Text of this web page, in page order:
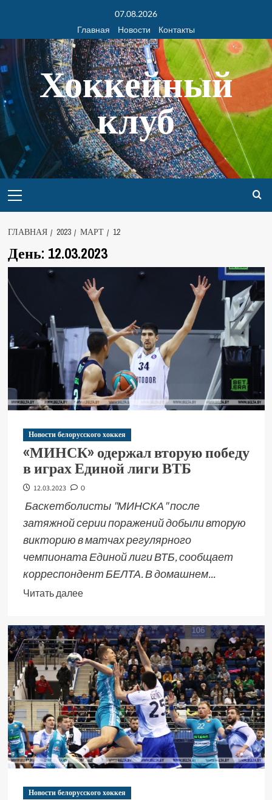
07.08.2026
Главная
Новости Контакты
Хоккейный
клуб
ГЛАВНАЯ 2023 МАРТ 12
День: 12.03.2023
Новости белорусского хоккея
«МИНСК» одержал вторую победу
в играх Единой лиги ВТБ
12.03.2023 0
Баскетболисты "МИНСКА" после
затяжной серии поражений добыли вторую
викторию в матчах регулярного
чемпионата Единой лиги ВТБ, сообщает
корреспондент БЕЛТА. В домашнем...
Читать далее
Новости белорусского хоккея